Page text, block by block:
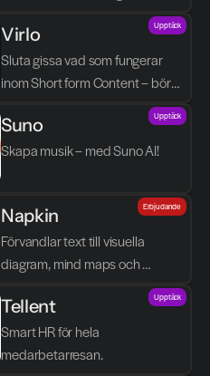
processen blir enklare, tydligare
och mindre tidskrävande.
Virlo
Sluta gissa vad som fungerar
inom Short form Content – börja
Upptäck
Suno
Skapa musik – med Suno AI!
Upptäck
Napkin
Förvandlar text till visuella
diagram, mind maps och
infographics på några sekunder.
Erbjudande
Tellent
Smart HR för hela
medarbetarresan.
Upptäck